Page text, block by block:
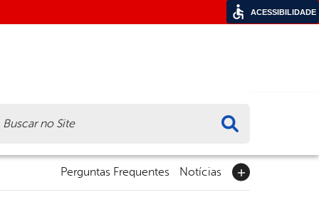
Perguntas Frequentes Notícias
ACESSIBILIDADE